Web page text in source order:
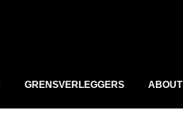
GRENSVERLEGGERS ABOUT